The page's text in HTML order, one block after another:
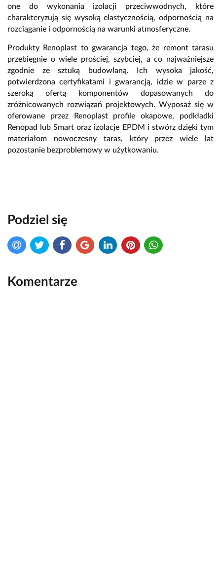
one do wykonania izolacji przeciwwodnych, które
charakteryzują się wysoką elastycznością, odpornością na
rozciąganie i odpornością na warunki atmosferyczne.
Produkty Renoplast to gwarancja tego, że remont tarasu
przebiegnie o wiele prościej, szybciej, a co najważniejsze
zgodnie ze sztuką budowlaną. Ich wysoka jakość,
potwierdzona certyfikatami i gwarancją, idzie w parze z
szeroką ofertą komponentów dopasowanych do
zróżnicowanych rozwiązań projektowych. Wyposaż się w
oferowane przez Renoplast profile okapowe, podkładki
Renopad lub Smart oraz izolacje EPDM i stwórz dzięki tym
materiałom nowoczesny taras, który przez wiele lat
pozostanie bezproblemowy w użytkowaniu.
Podziel się
Komentarze